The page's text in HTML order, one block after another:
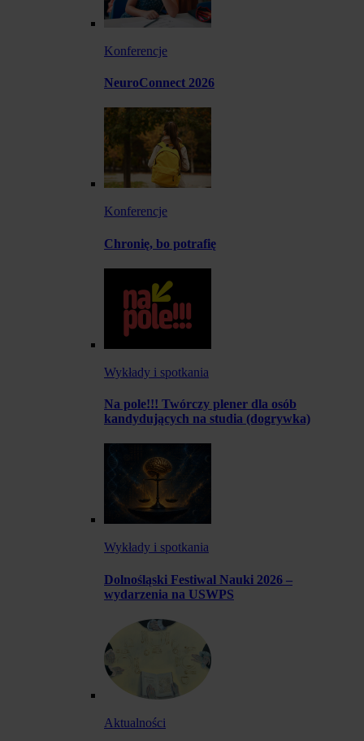
Konferencje
NeuroConnect 2026
Konferencje
Chronię, bo potrafię
Wykłady i spotkania
Na pole!!! Twórczy plener dla osób
kandydujących na studia (dogrywka)
Wykłady i spotkania
Dolnośląski Festiwal Nauki 2026 –
wydarzenia na USWPS
Aktualności